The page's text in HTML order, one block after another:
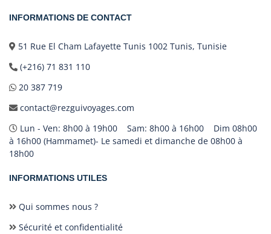
INFORMATIONS DE CONTACT
51 Rue El Cham Lafayette Tunis 1002 Tunis, Tunisie
(+216) 71 831 110
20 387 719
contact@rezguivoyages.com
Lun - Ven: 8h00 à 19h00 Sam: 8h00 à 16h00 Dim 08h00
à 16h00 (Hammamet)- Le samedi et dimanche de 08h00 à
18h00
INFORMATIONS UTILES
Qui sommes nous ?
Sécurité et confidentialité